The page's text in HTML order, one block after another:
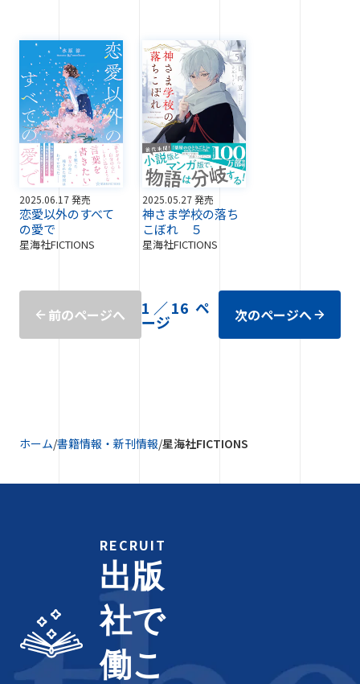
2025.06.17 発売
恋愛以外のすべて
の愛で
星海社FICTIONS
2025.05.27 発売
神さま学校の落ち
こぼれ ５
星海社FICTIONS
前のページへ 1 ／16 ペ
ージ 次のページへ
ホーム/書籍情報・新刊情報/星海社FICTIONS
RECRUIT
出版
社で
働こ